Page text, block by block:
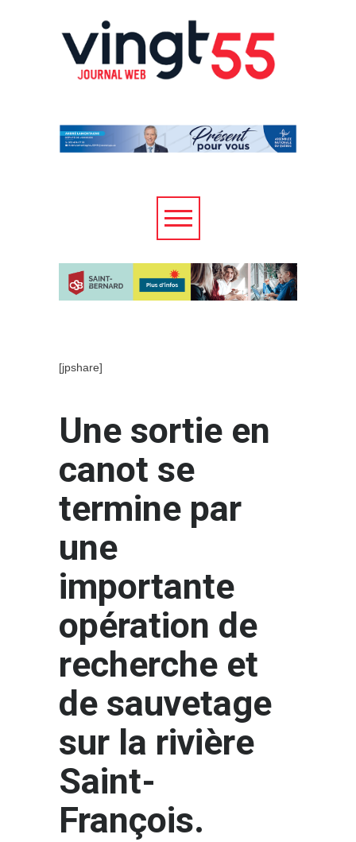
[jpshare]
Une sortie en
canot se
termine par
une
importante
opération de
recherche et
de sauvetage
sur la rivière
Saint-
François.